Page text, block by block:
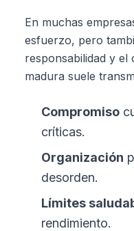
En muchas
esfuerzo, pero
responsabilidad y el
madura suele
Compromiso
críticas.
Organización
desorden.
Límites
rendimiento.